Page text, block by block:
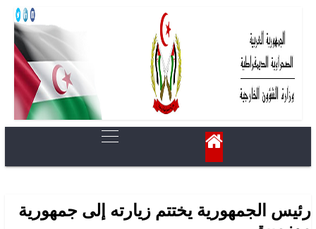
رئيس الجمهورية يختتم زيارته إلى جمهورية